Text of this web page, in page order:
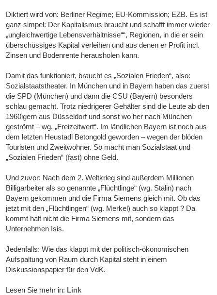
Diktiert wird von: Berliner Regime; EU-Kommission; EZB. Es ist
ganz simpel: Der Kapitalismus braucht und schafft immer wieder
„ungleichwertige Lebensverhältnisse““, Regionen, in die er sein
überschüssiges Kapital verleihen und aus denen er Profit incl.
Zinsen und Bodenrente herausholen kann.
Damit das funktioniert, braucht es „Sozialen Frieden“, also:
Sozialstaatstheater. In München und in Bayern haben das zuerst
die SPD (München) und dann die CSU (Bayern) besonders
schlau gemacht. Trotz niedrigerer Gehälter sind die Leute ab den
1960igern aus Düsseldorf und sonst wo her nach München
geströmt – wg. „Freizeitwert“. Im ländlichen Bayern ist noch aus
dem letzten Heustadl Betongold geworden – wegen der blöden
Touristen und Zweitwohner. So macht man Sozialstaat und
„Sozialen Frieden“ (fast) ohne Geld.
Und zuvor: Nach dem 2. Weltkrieg sind außerdem Millionen
Billigarbeiter als so genannte „Flüchtlinge“ (wg. Stalin) nach
Bayern gekommen und die Firma Siemens gleich mit. Ob das
jetzt mit den „Flüchtlingen“ (wg. Merkel) auch so klappt ? Da
kommt halt nicht die Firma Siemens mit, sondern das
Unternehmen Isis.
Jedenfalls: Wie das klappt mit der politisch-ökonomischen
Aufspaltung von Raum durch Kapital steht in einem
Diskussionspapier für den VdK.
Lesen Sie mehr in: Link